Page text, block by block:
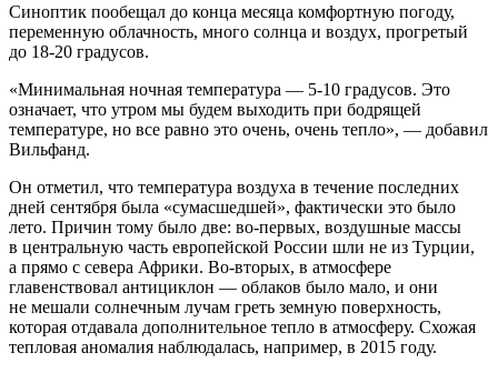
Синоптик пообещал до конца месяца комфортную погоду,
переменную облачность, много солнца и воздух, прогретый
до 18-20 градусов.
«Минимальная ночная температура — 5-10 градусов. Это
означает, что утром мы будем выходить при бодрящей
температуре, но все равно это очень, очень тепло», — добавил
Вильфанд.
Он отметил, что температура воздуха в течение последних
дней сентября была «сумасшедшей», фактически это было
лето. Причин тому было две: во-первых, воздушные массы
в центральную часть европейской России шли не из Турции,
а прямо с севера Африки. Во-вторых, в атмосфере
главенствовал антициклон — облаков было мало, и они
не мешали солнечным лучам греть земную поверхность,
которая отдавала дополнительное тепло в атмосферу. Схожая
тепловая аномалия наблюдалась, например, в 2015 году.